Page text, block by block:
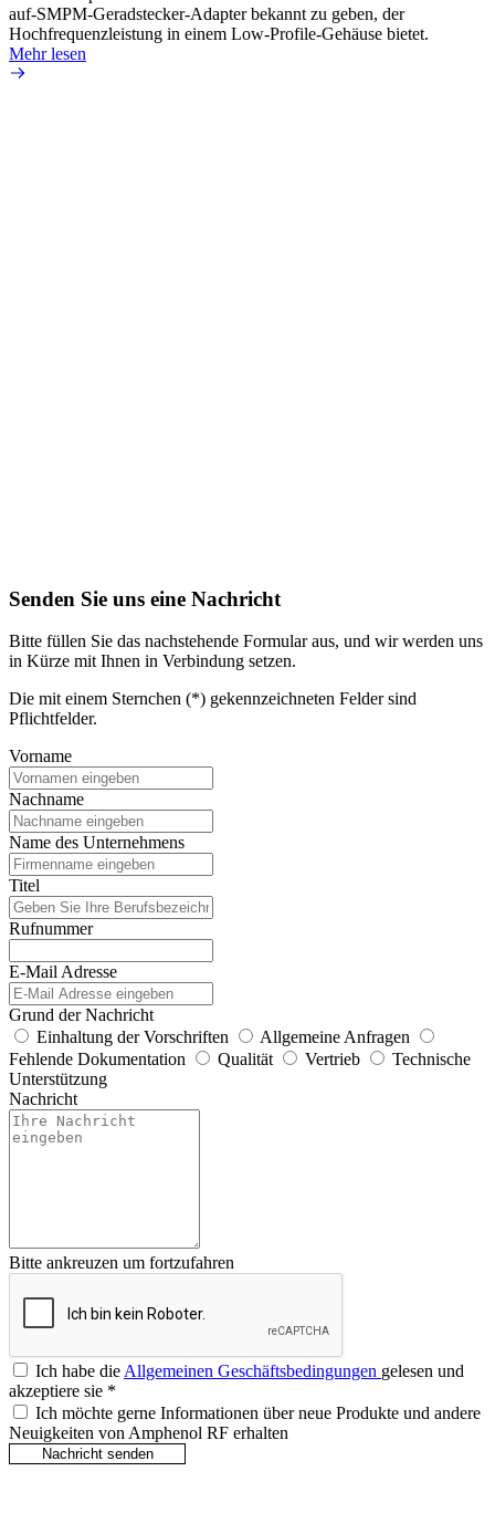
auf-SMPM-Geradstecker-Adapter bekannt zu geben, der
Hochfrequenzleistung in einem Low-Profile-Gehäuse bietet.
Mehr lesen
Senden Sie uns eine Nachricht
Bitte füllen Sie das nachstehende Formular aus, und wir werden uns
in Kürze mit Ihnen in Verbindung setzen.
Die mit einem Sternchen (*) gekennzeichneten Felder sind
Pflichtfelder.
Vorname
Nachname
Name des Unternehmens
Titel
Rufnummer
E-Mail Adresse
Grund der Nachricht
Einhaltung der Vorschriften
Allgemeine Anfragen
Fehlende Dokumentation
Qualität Vertrieb
Technische
Unterstützung
Nachricht
Bitte ankreuzen um fortzufahren
Ich habe dieAllgemeinen Geschäftsbedingungen gelesen und
akzeptiere sie *
Ich möchte gerne Informationen über neue Produkte und andere
Neuigkeiten von Amphenol RF erhalten